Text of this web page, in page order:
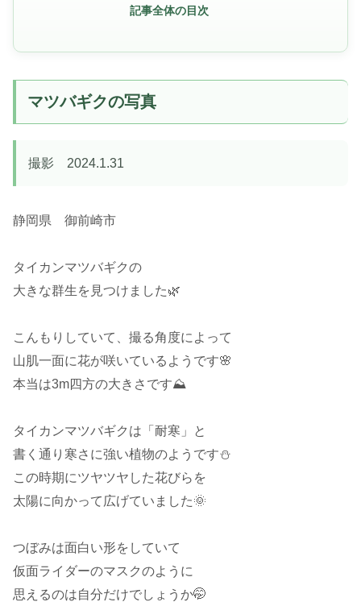
記事全体の目次
マツバギクの写真
撮影 2024.1.31
静岡県 御前崎市
タイカンマツバギクの
大きな群生を見つけました🌿
こんもりしていて、撮る角度によって
山肌一面に花が咲いているようです🌸
本当は3m四方の大きさです⛰️
タイカンマツバギクは「耐寒」と
書く通り寒さに強い植物のようです⛄
この時期にツヤツヤした花びらを
太陽に向かって広げていました🌞
つぼみは面白い形をしていて
仮面ライダーのマスクのように
思えるのは自分だけでしょうか🤭